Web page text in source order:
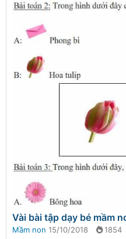
Vài bài tập dạy bé mầm
Mầm non 15/10/2018 1854